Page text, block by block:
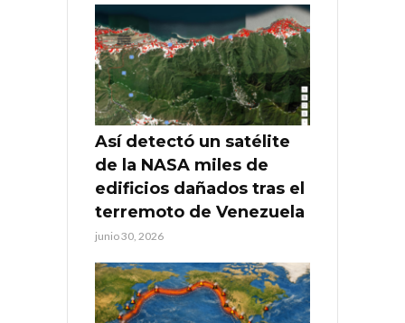
Así detectó un satélite
de la NASA miles de
edificios dañados tras el
terremoto de Venezuela
junio 30, 2026